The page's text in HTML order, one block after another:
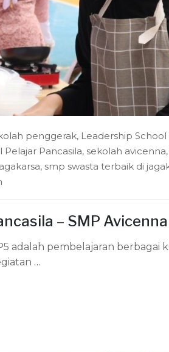
penggerak, Leadership School
Pelajar Pancasila, sekolah avicenna,
, smp swasta terbaik di
– SMP
adalah pembelajaran berbagai
…